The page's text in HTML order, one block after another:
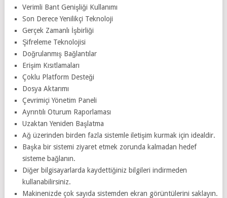
Verimli Bant Genişliği Kullanımı
Son Derece Yenilikçi Teknoloji
Gerçek Zamanlı İşbirliği
Şifreleme Teknolojisi
Doğrulanmış Bağlantılar
Erişim Kısıtlamaları
Çoklu Platform Desteği
Dosya Aktarımı
Çevrimiçi Yönetim Paneli
Ayrıntılı Oturum Raporlaması
Uzaktan Yeniden Başlatma
Ağ üzerinden birden fazla sistemle iletişim kurmak için idealdir.
Başka bir sistemi ziyaret etmek zorunda kalmadan hedef
sisteme bağlanın.
Diğer bilgisayarlarda kaydettiğiniz bilgileri indirmeden
kullanabilirsiniz.
Makinenizde çok sayıda sistemden ekran görüntülerini saklayın.